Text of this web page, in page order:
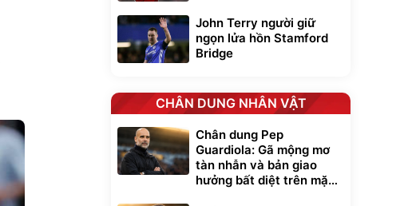
John Terry người giữ
ngọn lửa hồn Stamford
Bridge
CHÂN DUNG NHÂN VẬT
Chân dung Pep
Guardiola: Gã mộng mơ
tàn nhẫn và bản giao
hưởng bất diệt trên mặt